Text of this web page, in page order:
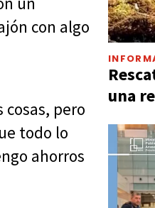
con algo
pero
todo lo
ahorros
una